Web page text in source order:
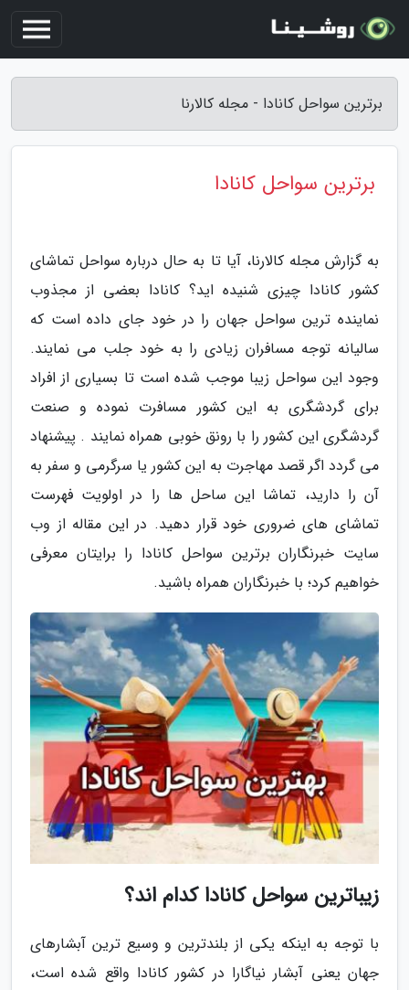
برترین سواحل کانادا - مجله کالارنا
برترین سواحل کانادا
به گزارش مجله کالارنا، آیا تا به حال درباره سواحل تماشای
کشور کانادا چیزی شنیده اید؟ کانادا بعضی از مجذوب
نماینده ترین سواحل جهان را در خود جای داده است که
سالیانه توجه مسافران زیادی را به خود جلب می نمایند.
وجود این سواحل زیبا موجب شده است تا بسیاری از افراد
برای گردشگری به این کشور مسافرت نموده و صنعت
گردشگری این کشور را با رونق خوبی همراه نمایند . پیشنهاد
می گردد اگر قصد مهاجرت به این کشور یا سرگرمی و سفر به
آن را دارید، تماشا این ساحل ها را در اولویت فهرست
تماشای های ضروری خود قرار دهید. در این مقاله از وب
سایت خبرنگاران برترین سواحل کانادا را برایتان معرفی
خواهیم کرد؛ با خبرنگاران همراه باشید.
زیباترین سواحل کانادا کدام اند؟
با توجه به اینکه یکی از بلندترین و وسیع ترین آبشارهای
جهان یعنی آبشار نیاگارا در کشور کانادا واقع شده است،